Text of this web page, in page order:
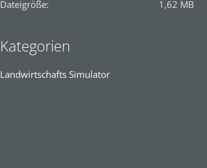
Dateigröße
1,62 MB
Kategorien
Landwirtschafts Simulator